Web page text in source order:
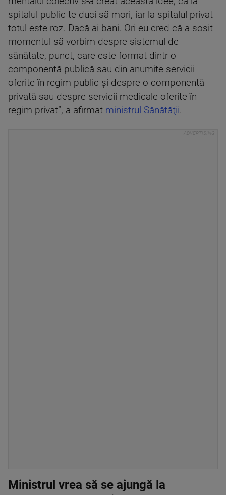
spitalul public te duci să mori, iar la spitalul privat
totul este roz. Dacă ai bani. Ori eu cred că a sosit
momentul să vorbim despre sistemul de
sănătate, punct, care este format dintr-o
componentă publică sau din anumite servicii
oferite în regim public şi despre o componentă
privată sau despre servicii medicale oferite în
regim privat”, a afirmat ministrul Sănătăţii.
Ministrul vrea să se ajungă la